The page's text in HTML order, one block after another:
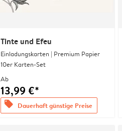
Tinte und Efeu
Einladungskarten | Premium Papier
10er Karten-Set
Ab
13,99 €*
offers Dauerhaft günstige Preise